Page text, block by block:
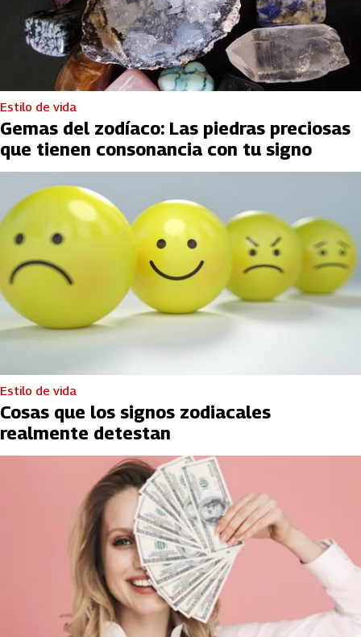
Estilo de vida
Gemas del zodíaco: Las piedras preciosas
que tienen consonancia con tu signo
Estilo de vida
Cosas que los signos zodiacales
realmente detestan